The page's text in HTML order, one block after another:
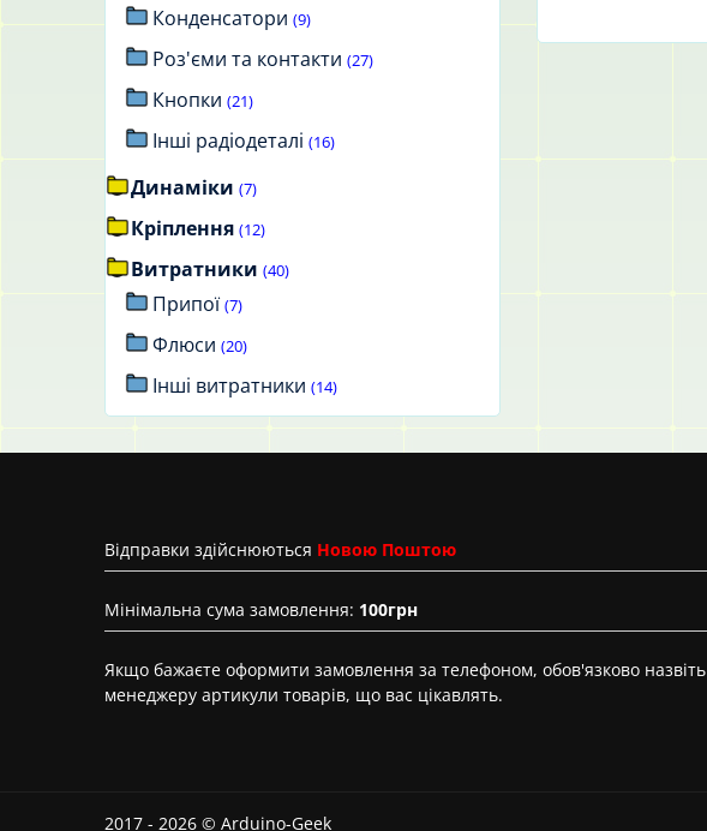
Конденсатори (9)
Роз'єми та контакти (27)
Кнопки (21)
Інші радіодеталі (16)
Динаміки (7)
Кріплення (12)
Витратники (40)
Припої (7)
Флюси (20)
Інші витратники (14)
Вiдправки здійснюються Новою Поштою
Мінімальна сума замовлення: 100грн
Якщо бажаєте оформити замовлення за телефоном, обов'язково назвіть
менеджеру артикули товарів, що вас цікавлять.
2017 - 2026 © Arduino-Geek